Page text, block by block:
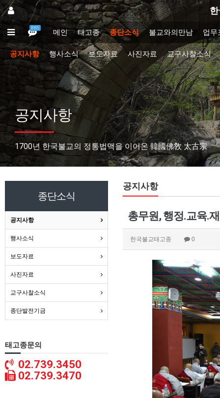
BBS
메인 태고종 종단소식 불교와의만남 업무
공지사항 행사소식 보도자료 사진자료 교구사찰소식
공지사항
1700년 한국불교의 정통법맥을 이어온 韓國佛敎 太古宗
공지사항
총무원, 행정.교육.
한국불교태고종 0
종단소식
공지사항
행사소식
보도자료
사진자료
교구사찰소식
종단발전기금
태고종문의
02.739.3450
02.739.3470